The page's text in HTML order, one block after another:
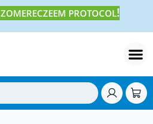
ZOMERECZEEM PROTOCOL!